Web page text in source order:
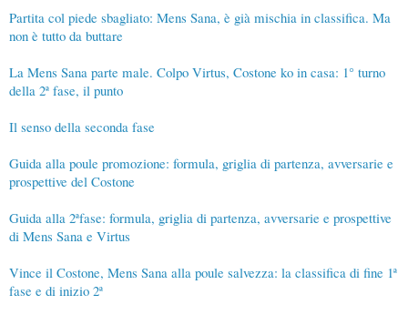
Partita col piede sbagliato: Mens Sana, è già mischia in classifica. Ma
non è tutto da buttare
La Mens Sana parte male. Colpo Virtus, Costone ko in casa: 1° turno
della 2ª fase, il punto
Il senso della seconda fase
Guida alla poule promozione: formula, griglia di partenza, avversarie e
prospettive del Costone
Guida alla 2ªfase: formula, griglia di partenza, avversarie e prospettive
di Mens Sana e Virtus
Vince il Costone, Mens Sana alla poule salvezza: la classifica di fine 1ª
fase e di inizio 2ª